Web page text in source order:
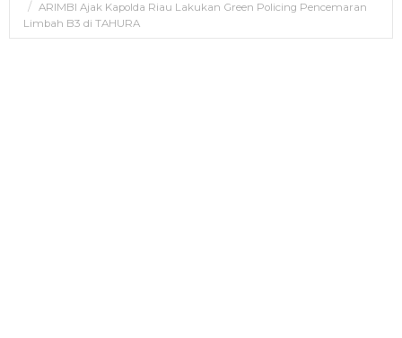
ARIMBI Ajak Kapolda Riau Lakukan Green Policing Pencemaran
Limbah B3 di TAHURA